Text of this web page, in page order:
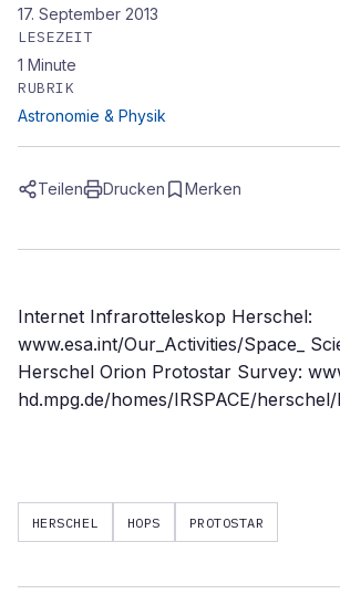
17. September 2013
LESEZEIT
1 Minute
RUBRIK
Astronomie & Physik
Teilen Drucken Merken
Internet Infrarotteleskop Herschel:
www.esa.int/Our_Activities/Space_
Herschel Orion Protostar Survey:
hd.mpg.de/homes/IRSPACE/
HERSCHEL HOPS PROTOSTAR